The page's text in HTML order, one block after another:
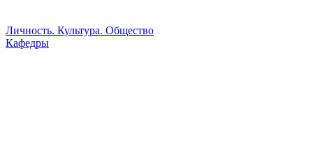
Личность. Культура. Общество
Кафедры